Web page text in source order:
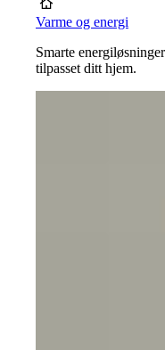
Varme og energi
Smarte
tilpasset ditt hjem.